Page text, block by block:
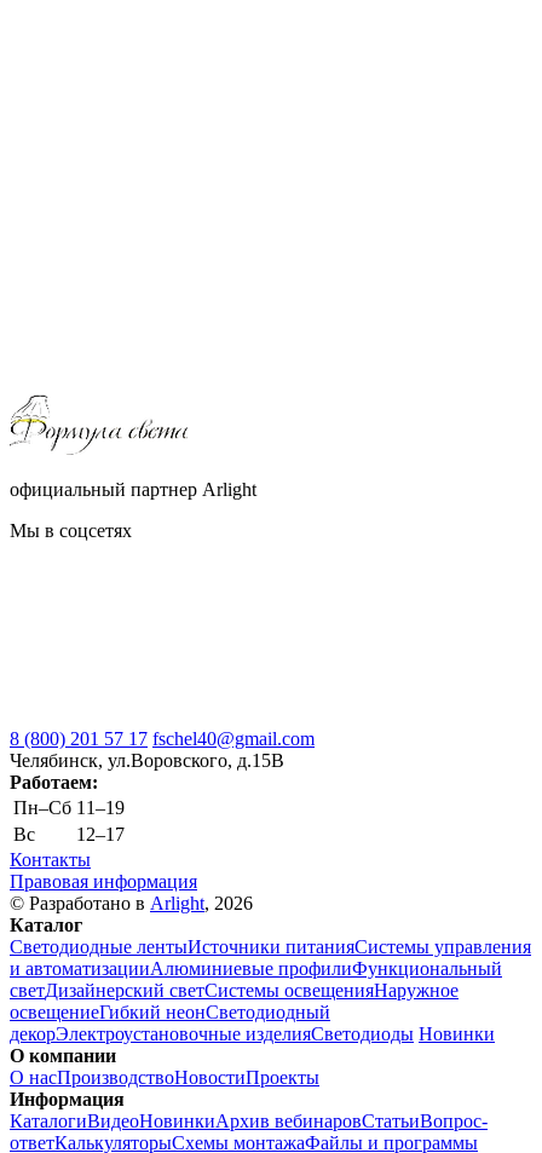
официальный партнер Arlight
Мы в соцсетях
8 (800) 201 57 17 fschel40@gmail.com
Челябинск, ул.Воровского, д.15В
Работаем:
Пн–Cб 11–19
Вс
12–17
Контакты
Правовая информация
© Разработано в Arlight, 2026
Каталог
Светодиодные лентыИсточники питанияСистемы управления
и автоматизацииАлюминиевые профилиФункциональный
светДизайнерский светСистемы освещенияНаружное
освещениеГибкий неонСветодиодный
декорЭлектроустановочные изделияСветодиоды Новинки
О компании
О насПроизводствоНовостиПроекты
Информация
КаталогиВидеоНовинкиАрхив вебинаровСтатьиВопрос-
ответКалькуляторыСхемы монтажаФайлы и программы